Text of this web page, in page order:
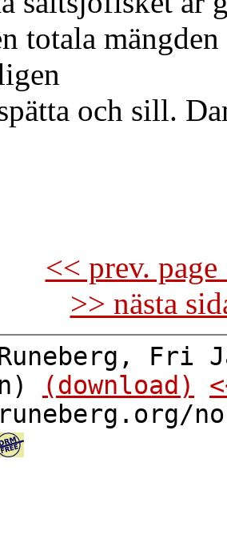
totala
och sill.
<< prev.
>> nästa
Fri
(download)